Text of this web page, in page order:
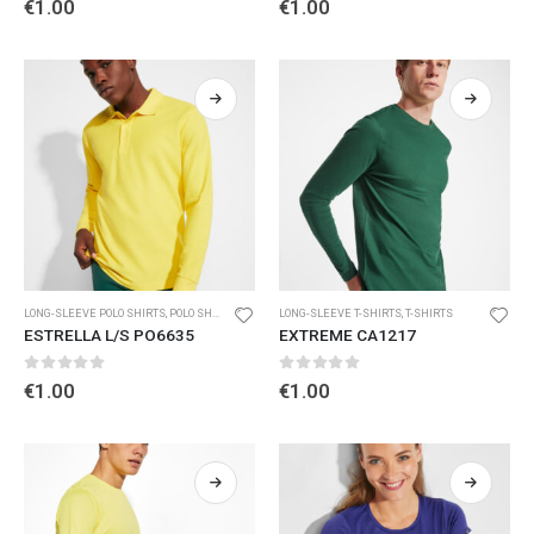
€1.00 €1.00
LONG-SLEEVE POLO SHIRTS POLO SHIRTS
ESTRELLA L/S PO6635
0 out of 5
€1.00
LONG-SLEEVE T-SHIRTS T-SHIRTS
EXTREME CA1217
0 out of 5
€1.00